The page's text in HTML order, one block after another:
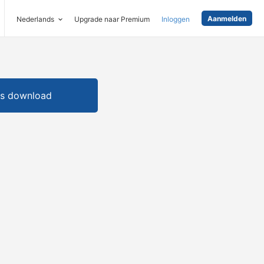
Nederlands Upgrade naar Premium Inloggen Aanmelden
download